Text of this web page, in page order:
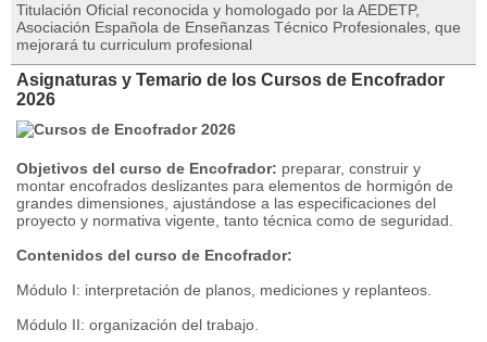
Titulación Oficial reconocida y homologado por la AEDETP,
Asociación Española de Enseñanzas Técnico Profesionales, que
mejorará tu curriculum profesional
Asignaturas y Temario de los Cursos de Encofrador
2026
Objetivos del curso de Encofrador: preparar, construir y
montar encofrados deslizantes para elementos de hormigón de
grandes dimensiones, ajustándose a las especificaciones del
proyecto y normativa vigente, tanto técnica como de seguridad.
Contenidos del curso de Encofrador:
Módulo I: interpretación de planos, mediciones y replanteos.
Módulo II: organización del trabajo.